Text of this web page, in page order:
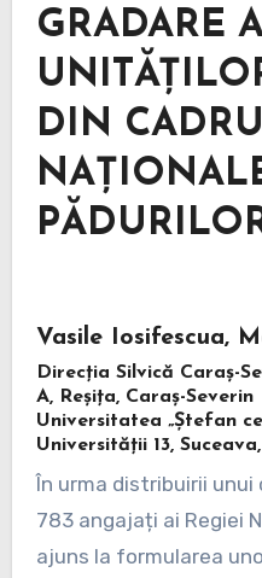
GRADARE
DIN
Vasile Iosifescua,
Direcția Silvică Caraș-
A, Reșița, Caraș-Severin
Universitatea „Ștefan
Universității 13,
În urma distribuirii unui chestionar completat de
783 angajați ai Regiei
ajuns la formularea